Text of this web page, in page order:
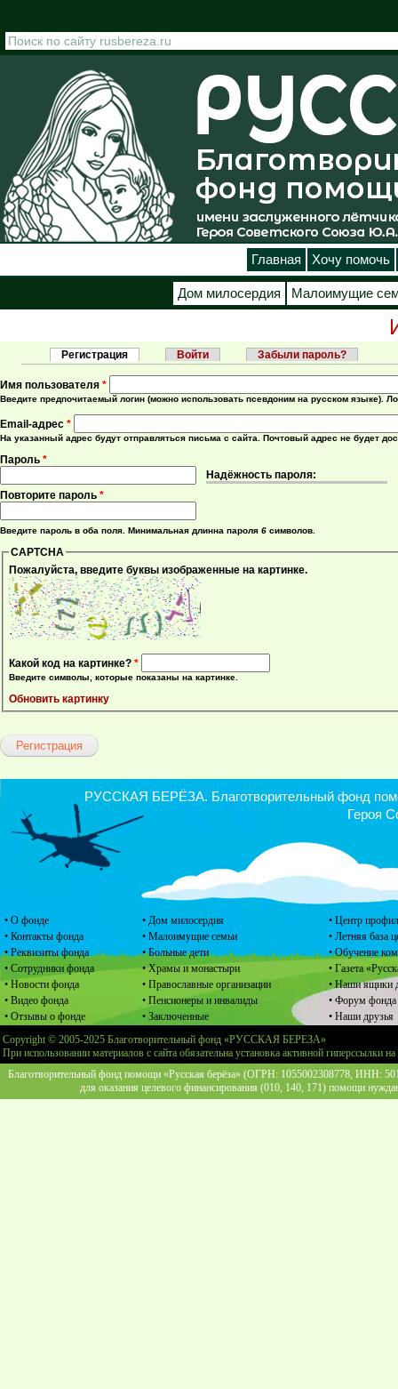
Главная Хочу помочь
Дом милосердия Малоимущие
Главные вкладки
Регистрация (активная вкладка)
Войти Забыли пароль?
Имя пользователя *
Введите предпочитаемый логин (можно использовать псевдоним на русском языке).
Email-адрес *
На указанный адрес будут отправляться письма с сайта. Почтовый адрес не будет
Надёжность пароля:
Пароль *
Повторите пароль *
Введите пароль в оба поля. Минимальная длинна пароля 6 символов.
CAPTCHA
Пожалуйста, введите буквы изображенные на картинке.
Какой код на картинке? *
Введите символы, которые показаны на картинке.
Обновить картинку
• О фонде
• Контакты фонда
• Реквизиты фонда
• Сотрудники фонда
• Новости фонда
• Видео фонда
• Отзывы о фонде
• Дом милосердия
• Малоимущие семьи
• Больные дети
• Храмы и монастыри
• Православные организации
• Пенсионеры и инвалиды
• Заключенные
• Центр
• Летняя база
• Обучение
• Газета
• Наши ящики
• Форум фонда
• Наши друзья
РУССКАЯ БЕРЁЗА. Благотворительный фонд
Героя
Copyright © 2005-2025 Благотворительный фонд «РУССКАЯ БЕРЕЗА»
При использовании материалов с сайта обязательна установка активной гиперссылки
Благотворительный фонд помощи «Русская берёза» (ОГРН: 1055002308778, ИНН:
для оказания целевого финансирования (010, 140, 171) помощи